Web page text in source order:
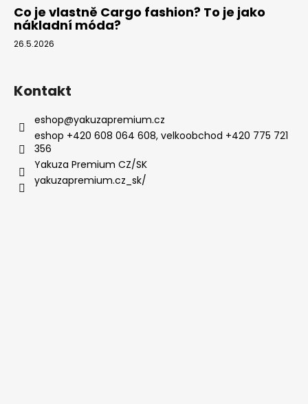
Co je vlastně Cargo fashion? To je jako
nákladní móda?
26.5.2026
Kontakt
eshop@yakuzapremium.cz
eshop +420 608 064 608, velkoobchod +420 775 721
356
Yakuza Premium CZ/SK
yakuzapremium.cz_sk/